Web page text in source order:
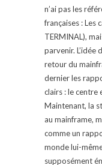
n’ai pas les
françaises : Les
TERMINAL),
parvenir. L’idée
retour du
dernier les
clairs : le centre
Maintenant, la
au mainframe,
comme un
monde lui-
supposément